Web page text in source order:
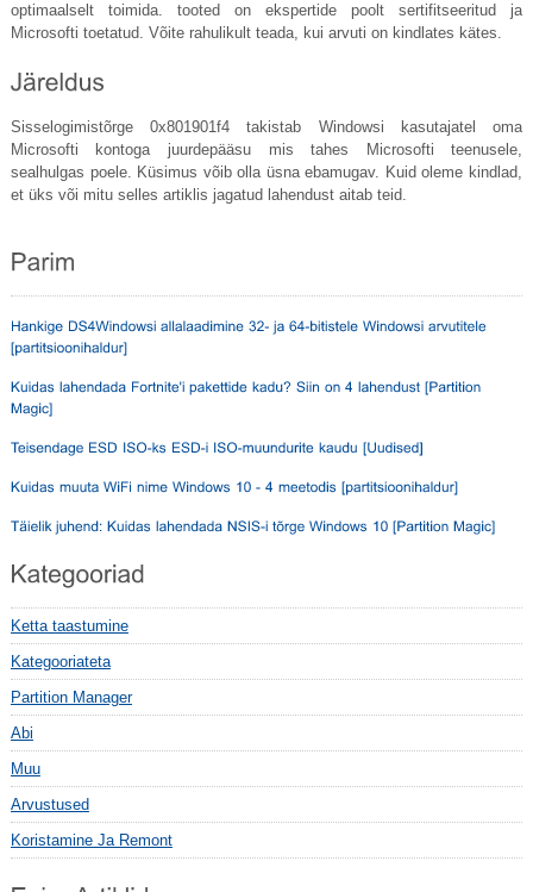
optimaalselt toimida. tooted on ekspertide poolt sertifitseeritud ja
Microsofti toetatud. Võite rahulikult teada, kui arvuti on kindlates kätes.
Sisselogimistõrge 0x801901f4 takistab Windowsi kasutajatel oma
Microsofti kontoga juurdepääsu mis tahes Microsofti teenusele,
sealhulgas poele. Küsimus võib olla üsna ebamugav. Kuid oleme kindlad,
et üks või mitu selles artiklis jagatud lahendust aitab teid.
Ketta taastumine
Kategooriateta
Partition Manager
Abi
Muu
Arvustused
Koristamine Ja Remont